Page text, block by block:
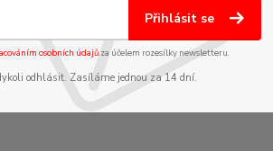
Přihlásit se
osobních údajůza účelem rozesílky newsletteru.
odhlásit. Zasíláme jednou za 14 dní.